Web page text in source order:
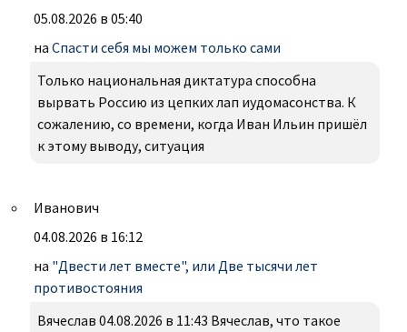
05.08.2026 в 05:40
на Спасти себя мы можем только сами
Только национальная диктатура способна
вырвать Россию из цепких лап иудомасонства. К
сожалению, со времени, когда Иван Ильин пришёл
к этому выводу, ситуация
Иванович
04.08.2026 в 16:12
на "Двести лет вместе", или Две тысячи лет
противостояния
Вячеслав 04.08.2026 в 11:43 Вячеслав, что такое